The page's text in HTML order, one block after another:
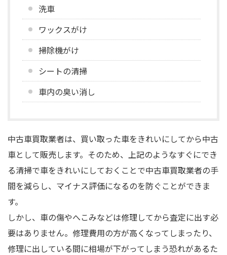
洗車
ワックスがけ
掃除機がけ
シートの清掃
車内の臭い消し
中古車買取業者は、買い取った車をきれいにしてから中古
車として販売します。そのため、上記のようなすぐにでき
る清掃で車をきれいにしておくことで中古車買取業者の手
間を減らし、マイナス評価になるのを防ぐことができま
す。
しかし、車の傷やへこみなどは修理してから査定に出す必
要はありません。修理費用の方が高くなってしまったり、
修理に出している間に相場が下がってしまう恐れがあるた